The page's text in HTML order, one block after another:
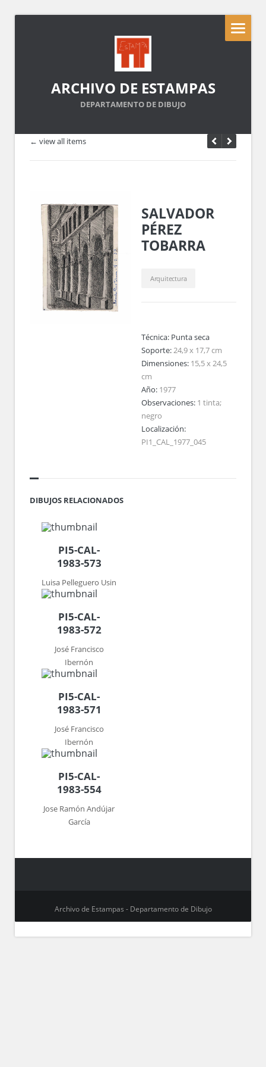
ARCHIVO DE ESTAMPAS
DEPARTAMENTO DE DIBUJO
← view all items
SALVADOR
PÉREZ
TOBARRA
Arquitectura
Técnica: Punta seca
Soporte:24,9 x 17,7 cm
Dimensiones: 15,5 x 24,5
cm
Año: 1977
Observaciones: 1 tinta;
negro
Localización:
PI1_CAL_1977_045
DIBUJOS RELACIONADOS
PI5-CAL-
1983-573
Luisa Pelleguero Usin
PI5-CAL-
1983-572
José Francisco
Ibernón
PI5-CAL-
1983-571
José Francisco
Ibernón
PI5-CAL-
1983-554
Jose Ramón Andújar
García
Archivo de Estampas - Departamento de Dibujo